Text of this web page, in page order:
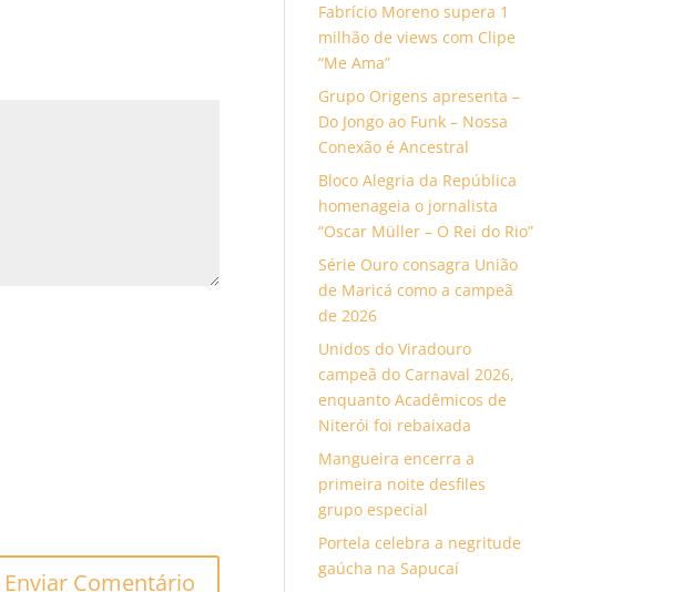
Fabrício Moreno supera 1
milhão de views com Clipe
“Me Ama”
Grupo Origens apresenta –
Do Jongo ao Funk – Nossa
Conexão é Ancestral
Bloco Alegria da República
homenageia o jornalista
“Oscar Müller – O Rei do Rio”
Série Ouro consagra União
de Maricá como a campeã
de 2026
Unidos do Viradouro
campeã do Carnaval 2026,
enquanto Acadêmicos de
Niterói foi rebaixada
Mangueira encerra a
primeira noite desfiles
grupo especial
Portela celebra a negritude
gaúcha na Sapucaí